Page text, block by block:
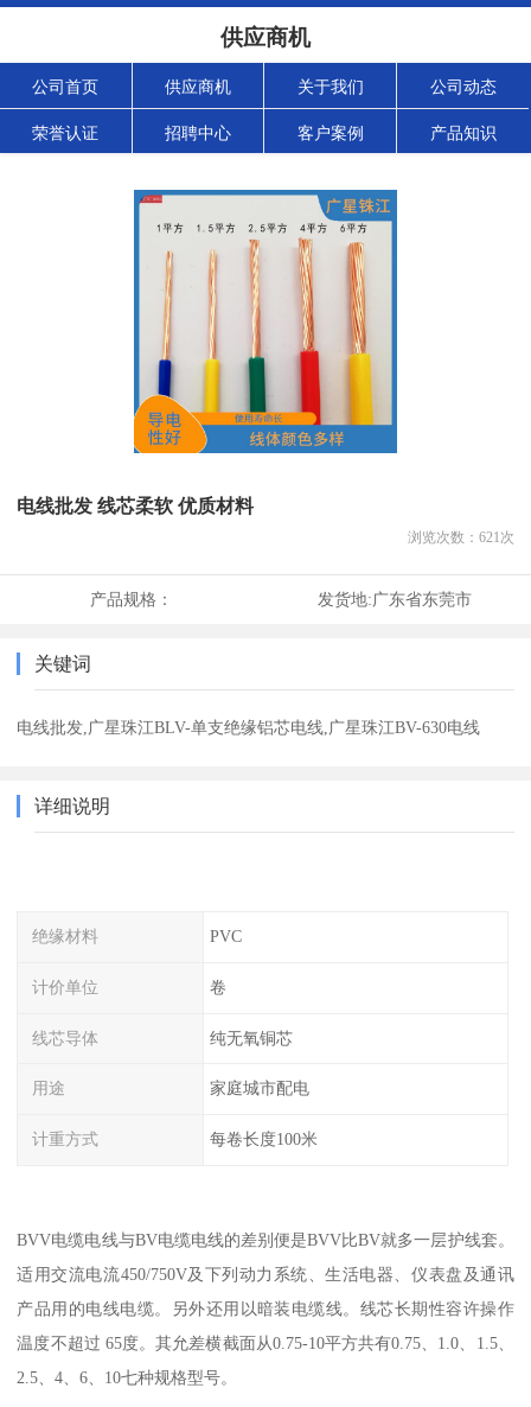
供应商机
公司首页 供应商机 关于我们 公司动态
荣誉认证 招聘中心 客户案例 产品知识
电线批发 线芯柔软 优质材料
浏览次数： 621次
产品规格： 发货地:广东省东莞市
关键词
电线批发,广星珠江BLV-单支绝缘铝芯电线,广星珠江BV-630电线
详细说明
绝缘材料 PVC
计价单位 卷
线芯导体 纯无氧铜芯
用途 家庭城市配电
计重方式 每卷长度100米
BVV电缆电线与BV电缆电线的差别便是BVV比BV就多一层护线套。
适用交流电流450/750V及下列动力系统、生活电器、仪表盘及通讯
产品用的电线电缆。另外还用以暗装电缆线。线芯长期性容许操作
温度不超过 65度。其允差横截面从0.75-10平方共有0.75、1.0、1.5、
2.5、4、6、10七种规格型号。